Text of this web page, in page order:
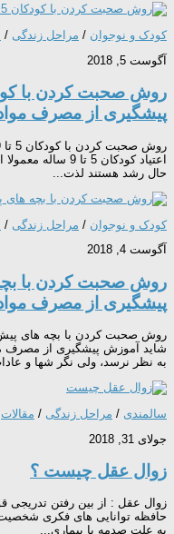
کودک و نوجوان / مراحل زندگی /
آگوست 5, 2018
پیشگیری از مصرف
اعتیاد كودكان 5
حال رشد هستند لذت...
کودک و نوجوان / مراحل زندگی /
آگوست 4, 2018
روش صحبت كردن با
پیشگیری از مصرف
روش صحبت كردن با بچه های پیش
شاید آموزش پیشگیری از مصرف
به نظر نرسد، ولی نگر شها و
سالمندی / مراحل زندگی / مقالات
جولای 31, 2018
زوال عقل چیست ؟
زوال عقل : از بین رفتن تدریجی
حافظه توانایی های فکری
به علت صدمه یا بیماری...